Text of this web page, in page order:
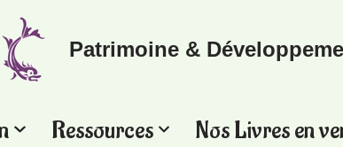
Patrimoine &
Ressources Nos Livres en